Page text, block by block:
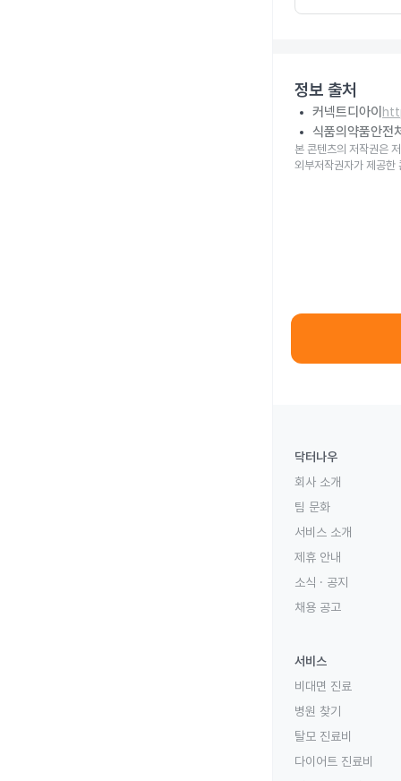
정보 출처
커넥트디아이
식품의약품안전
본 콘텐츠의 저작권은
외부저작권자가 제공한
닥터나우
회사 소개
팀 문화
서비스 소개
제휴 안내
소식 · 공지
채용 공고
서비스
비대면 진료
병원 찾기
탈모 진료비
다이어트 진료비